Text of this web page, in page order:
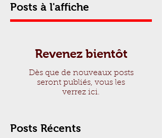
Posts à l'affiche
Revenez bientôt
Dès que de nouveaux posts
seront publiés, vous les
verrez ici.
Posts Récents